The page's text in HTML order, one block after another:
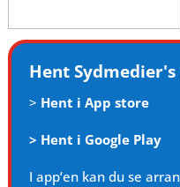
efter:
Hent
> Hent i App store
> Hent i Google Play
I app’en kan du se